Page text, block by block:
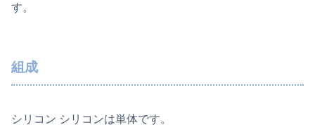
す。
組成
シリコン シリコンは単体です。